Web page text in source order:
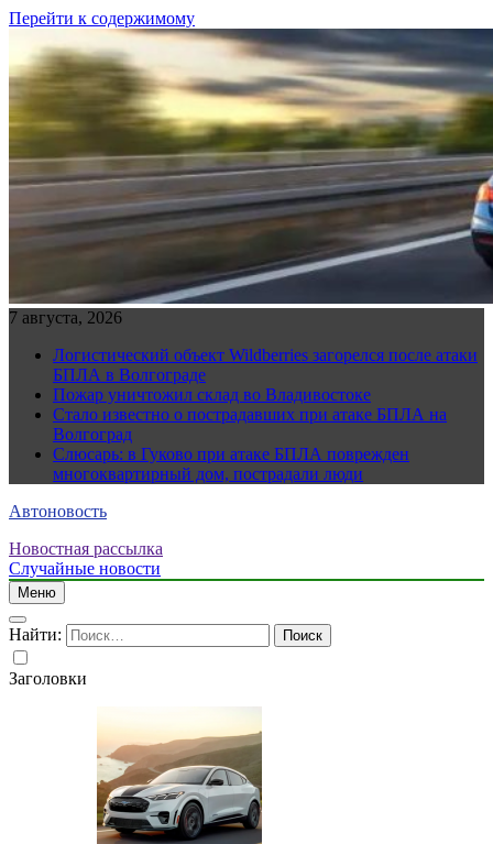
Перейти к содержимому
7 августа, 2026
Логистический объект Wildberries загорелся после атаки
БПЛА в Волгограде
Пожар уничтожил склад во Владивостоке
Стало известно о пострадавших при атаке БПЛА на
Волгоград
Слюсарь: в Гуково при атаке БПЛА поврежден
многоквартирный дом, пострадали люди
Автоновость
Новостная рассылка
Случайные новости
Меню
Найти:
Заголовки